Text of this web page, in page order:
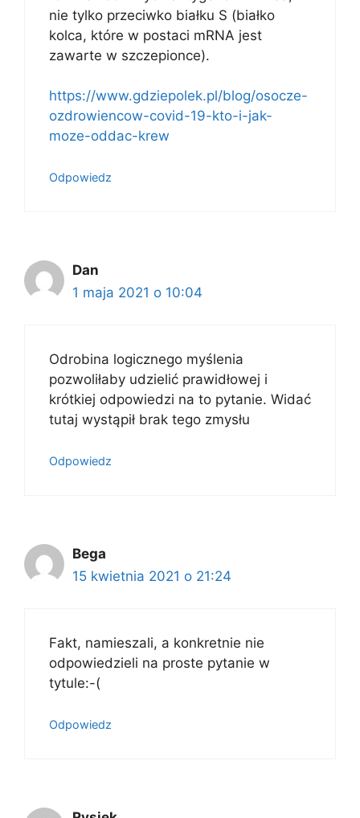
nie tylko przeciwko białku S (białko
kolca, które w postaci mRNA jest
zawarte w szczepionce).
https://www.gdziepolek.pl/blog/osocze-
ozdrowiencow-covid-19-kto-i-jak-
moze-oddac-krew
Odpowiedz
Dan
1 maja 2021 o 10:04
Odrobina logicznego myślenia
pozwoliłaby udzielić prawidłowej i
krótkiej odpowiedzi na to pytanie. Widać
tutaj wystąpił brak tego zmysłu
Odpowiedz
Bega
15 kwietnia 2021 o 21:24
Fakt, namieszali, a konkretnie nie
odpowiedzieli na proste pytanie w
tytule:-(
Odpowiedz